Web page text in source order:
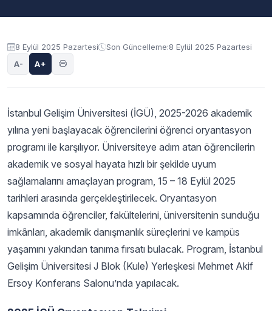
Akademik Takvim
Duyuru içeriği
8 Eylül 2025 Pazartesi Son Güncelleme:8 Eylül 2025 Pazartesi
A- A+
İstanbul Gelişim Üniversitesi (İGÜ), 2025-2026 akademik
yılına yeni başlayacak öğrencilerini öğrenci oryantasyon
programı ile karşılıyor. Üniversiteye adım atan öğrencilerin
akademik ve sosyal hayata hızlı bir şekilde uyum
sağlamalarını amaçlayan program, 15 – 18 Eylül 2025
tarihleri arasında gerçekleştirilecek. Oryantasyon
kapsamında öğrenciler, fakültelerini, üniversitenin sunduğu
imkânları, akademik danışmanlık süreçlerini ve kampüs
yaşamını yakından tanıma fırsatı bulacak. Program, İstanbul
Gelişim Üniversitesi J Blok (Kule) Yerleşkesi Mehmet Akif
Ersoy Konferans Salonu’nda yapılacak.